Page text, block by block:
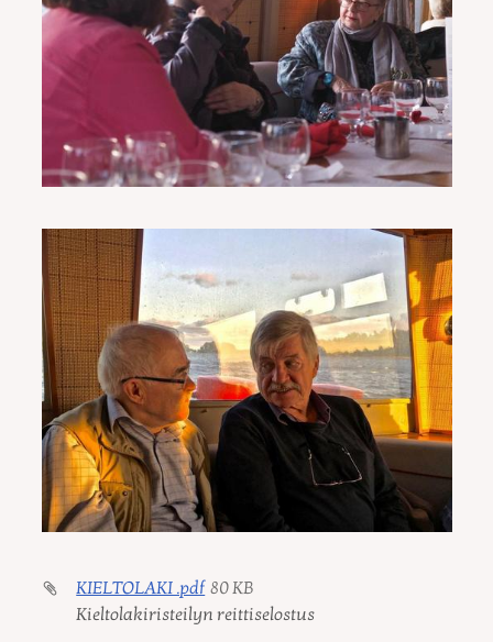
KIELTOLAKI .pdf 80 KB
Kieltolakiristeilyn reittiselostus